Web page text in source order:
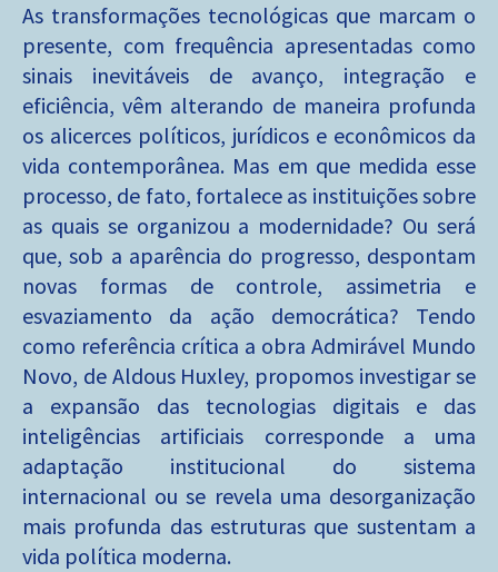
As transformações tecnológicas que marcam o
presente, com frequência apresentadas como
sinais inevitáveis de avanço, integração e
eficiência, vêm alterando de maneira profunda
os alicerces políticos, jurídicos e econômicos da
vida contemporânea. Mas em que medida esse
processo, de fato, fortalece as instituições sobre
as quais se organizou a modernidade? Ou será
que, sob a aparência do progresso, despontam
novas formas de controle, assimetria e
esvaziamento da ação democrática? Tendo
como referência crítica a obra Admirável Mundo
Novo, de Aldous Huxley, propomos investigar se
a expansão das tecnologias digitais e das
inteligências artificiais corresponde a uma
adaptação institucional do sistema
internacional ou se revela uma desorganização
mais profunda das estruturas que sustentam a
vida política moderna.